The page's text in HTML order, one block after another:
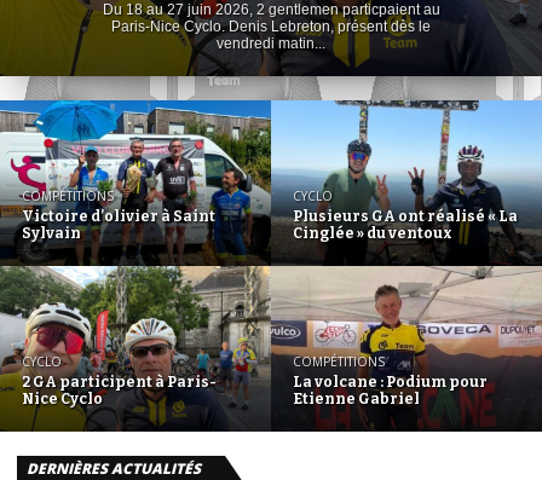
Du 18 au 27 juin 2026, 2 gentlemen particpaient au
Paris-Nice Cyclo. Denis Lebreton, présent dès le
vendredi matin...
COMPÉTITIONS
Victoire d’olivier à Saint
Sylvain
CYCLO
Plusieurs GA ont réalisé « La
Cinglée » du ventoux
CYCLO
2 GA participent à Paris-
Nice Cyclo
COMPÉTITIONS
La volcane : Podium pour
Etienne Gabriel
DERNIÈRES ACTUALITÉS